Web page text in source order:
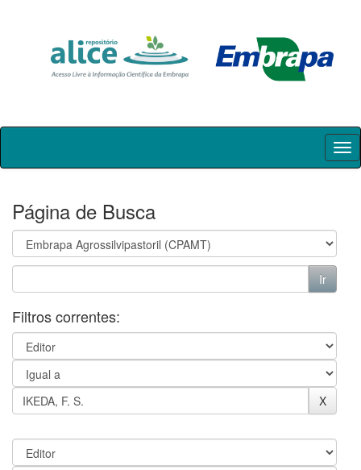
Skip
Página de Busca
Filtros correntes: